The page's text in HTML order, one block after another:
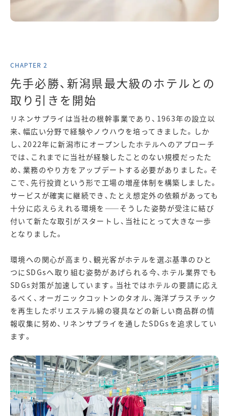
先手必勝、新潟県最大級のホテルとの
取り引きを開始
リネンサプライは当社の根幹事業であり、1963年の設立以
来、幅広い分野で経験やノウハウを培ってきました。しか
し、2022年に新潟市にオープンしたホテルへのアプローチ
では、これまでに当社が経験したことのない規模だったた
め、業務のやり方をアップデートする必要がありました。そ
こで、先行投資という形で工場の増産体制を構築しました。
サービスが確実に継続でき、たとえ想定外の依頼があっても
十分に応えらえれる環境を――そうした姿勢が受注に結び
付いて新たな取引がスタートし、当社にとって大きな一歩
となりました。
環境への関心が高まり、観光客がホテルを選ぶ基準のひと
つにSDGsへ取り組む姿勢があげられる今、ホテル業界でも
SDGs対策が加速しています。当社ではホテルの要請に応え
るべく、オーガニックコットンのタオル、海洋プラスチック
を再生したポリエステル綿の寝具などの新しい商品群の情
報収集に努め、リネンサプライを通したSDGsを追求してい
ます。